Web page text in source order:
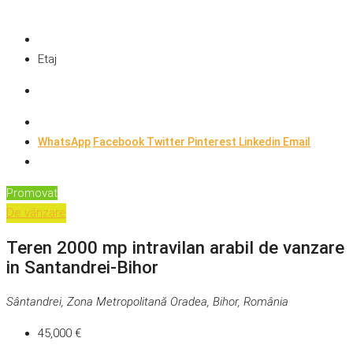
Etaj
WhatsApp FacebookTwitter Pinterest Linkedin Email
Promovat
De vânzare
Teren 2000 mp intravilan arabil de vanzare
in Santandrei-Bihor
Sântandrei, Zona Metropolitană Oradea, Bihor, România
45,000 €